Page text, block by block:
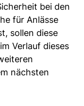
bei den
für Anlässe
sollen diese
Verlauf dieses
nächsten